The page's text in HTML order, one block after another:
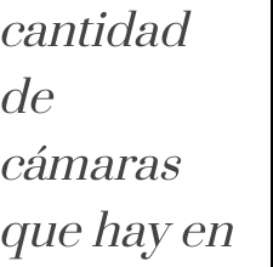
cantidad
de
cámaras
que hay en